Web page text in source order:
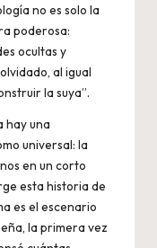
no es solo la
poderosa:
ocultas y
al igual
la suya”.
hay una
universal: la
en un corto
esta historia de
es el escenario
la primera vez